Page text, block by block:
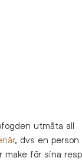
utmäta all
, dvs en person
make för sina